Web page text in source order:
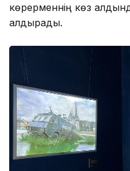
көрерменнің көз
қалдырады.